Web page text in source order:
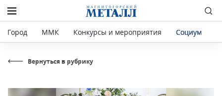
Город ММК Конкурсы и мероприятия Социум
Вернуться в рубрику